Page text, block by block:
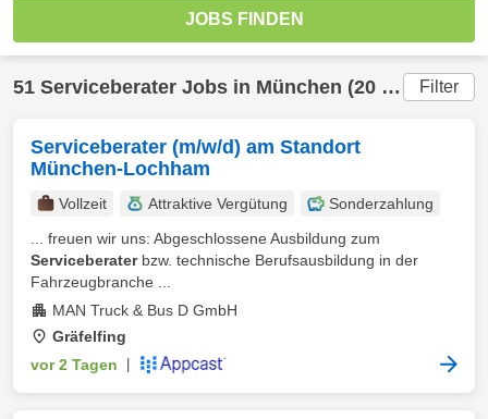
51 Serviceberater Jobs in München (20 km) gefunden Filter
Serviceberater (m/w/d) am Standort
München-Lochham
Vollzeit Attraktive Vergütung
Sonderzahlung
... freuen wir uns: Abgeschlossene Ausbildung zum
Serviceberaterbzw. technische Berufsausbildung in der
Fahrzeugbranche ...
MAN Truck & Bus D GmbH
Gräfelfing
vor 2 Tagen